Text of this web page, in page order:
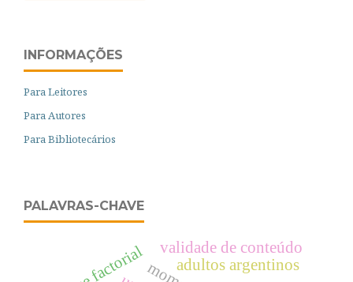
INFORMAÇÕES
Para Leitores
Para Autores
Para Bibliotecários
PALAVRAS-CHAVE
validade de conteúdo
adultos argentinos